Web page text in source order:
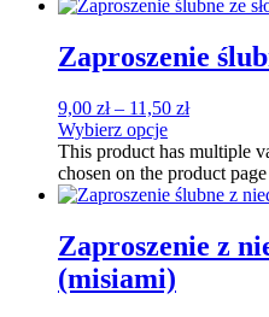
Zaproszenie
9,00 zł– 11,50 zł
Wybierz opcje
This product has multiple
chosen on the product page
Zaproszenie z
(misiami)